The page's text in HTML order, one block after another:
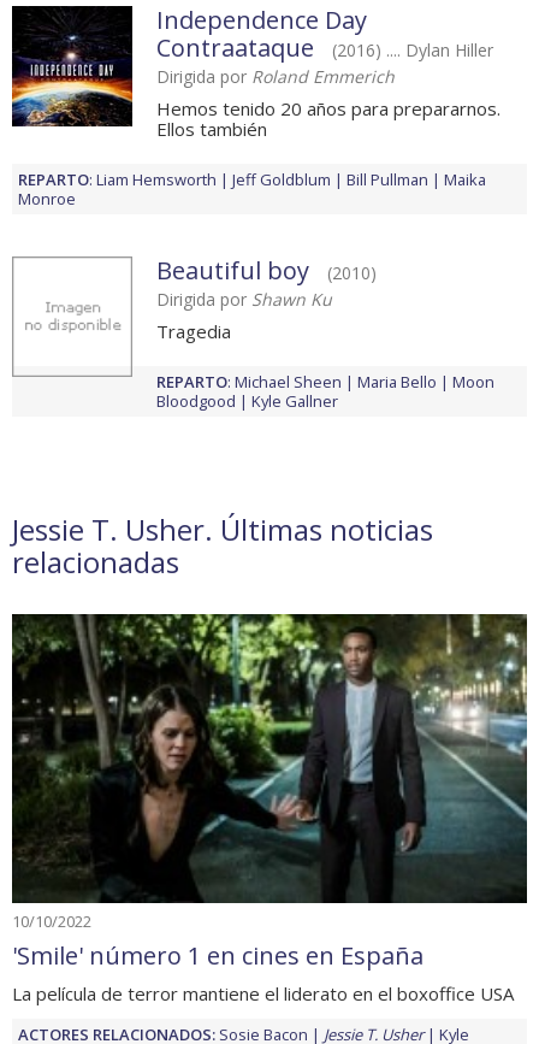
Independence Day
Contraataque
(2016) .... Dylan Hiller
Dirigida por Roland Emmerich
Hemos tenido 20 años para prepararnos.
Ellos también
REPARTO: Liam Hemsworth Jeff Goldblum Bill Pullman
Maika
Monroe
Beautiful boy
(2010)
Dirigida por Shawn Ku
Tragedia
REPARTO: Michael Sheen Maria Bello
Moon
Bloodgood
Kyle Gallner
Jessie T. Usher. Últimas noticias
relacionadas
10/10/2022
'Smile' número 1 en cines en España
La película de terror mantiene el liderato en el boxoffice USA
ACTORES RELACIONADOS: Sosie Bacon Jessie T. Usher
Kyle